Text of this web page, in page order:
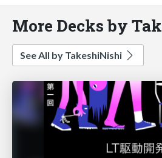
More Decks by
See All by TakeshiNishi